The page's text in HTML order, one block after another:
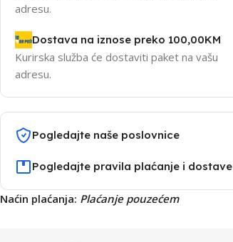
adresu.
Dostava na iznose preko 100,00KM
Kurirska služba će dostaviti paket na vašu
adresu.
Pogledajte naše poslovnice
Pogledajte pravila plaćanje i dostave
Naćin plaćanja: Plaćanje pouzećem